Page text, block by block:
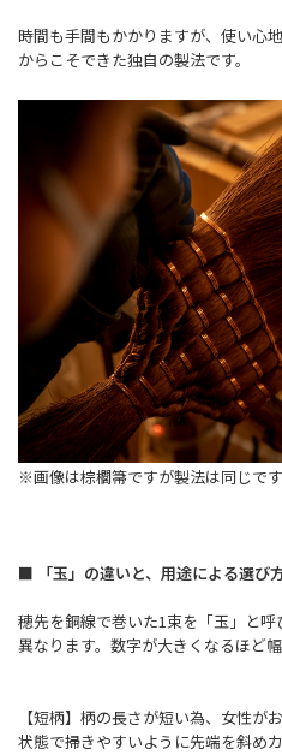
時間も手間もかかりますが、使い心
からこそできた独自の製法です。
※画像は棕櫚箒ですが製法は同じです
■ 「玉」の違いと、用途による選び
穂先を銅線で巻いた1束を「玉」と
異なります。数字が大きくなるほど幅
【短柄】柄の長さが短い為、女性が
状態で掃きやすいように先端を斜め